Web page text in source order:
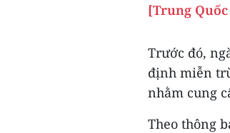
[Trung
Trước đó,
định miễn
nhằm cung
Theo thông